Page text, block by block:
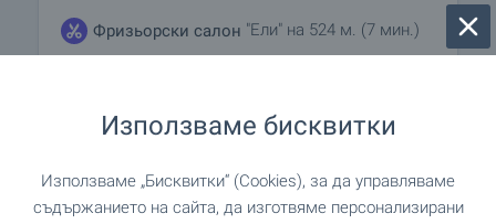
Фризьорски салон "Ели" на 524 м. (7 мин.)
ЗАВЕДЕНИЯ
Използваме бисквитки
Използваме „Бисквитки“ (Cookies), за да управляваме
съдържанието на сайта, да изготвяме персонализирани